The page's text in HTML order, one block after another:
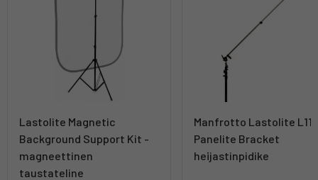
Lastolite Magnetic
Background Support Kit -
magneettinen
taustateline
Manfrotto Lastolite
Panelite Bracket
heijastinpidike